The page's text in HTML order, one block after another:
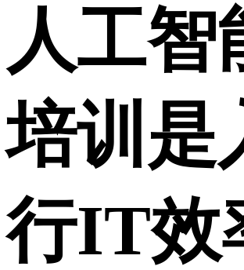
人工智
培训是
行IT效